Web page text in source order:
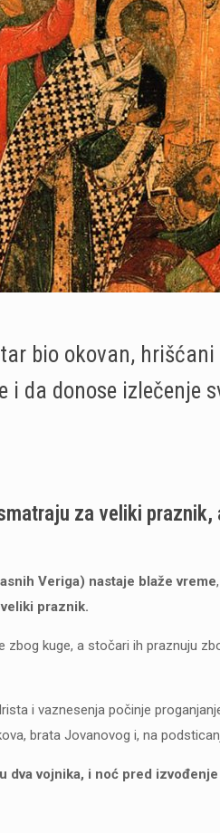
bio okovan,
i da donose izlečenje
za veliki
Veriga) nastaje blaže vreme
praznik.
kuge, a stočari ih praznuju
i vaznesenja počinje
brata Jovanovog i, na
dva vojnika, i noć pred